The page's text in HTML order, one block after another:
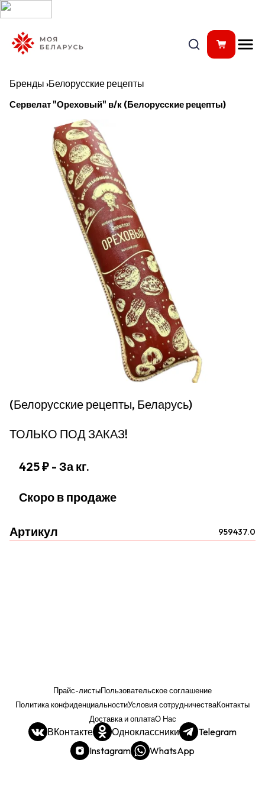
Бренды ›Белорусские рецепты
Сервелат "Ореховый" в/к (Белорусские рецепты)
(Белорусские рецепты, Беларусь)
ТОЛЬКО ПОД ЗАКАЗ!
425 ₽ - За кг.
Скоро в продаже
Артикул 959437.0
Прайс-листыПользовательское соглашение
Политика конфиденциальностиУсловия сотрудничестваКонтакты
Доставка и оплатаО Нас
ВКонтакте Одноклассники
Telegram
Instagram
WhatsApp